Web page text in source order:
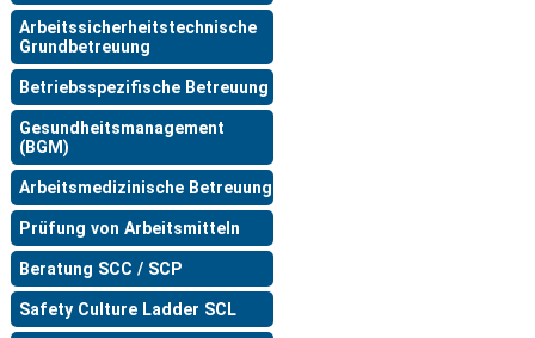
Arbeitssicherheitstechnische
Grundbetreuung
Betriebsspezifische Betreuung
Gesundheitsmanagement
(BGM)
Arbeitsmedizinische Betreuung
Prüfung von Arbeitsmitteln
Beratung SCC / SCP
Safety Culture Ladder SCL